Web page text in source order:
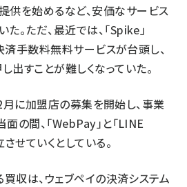
供を始めるなど、安価なサービス
。ただ、最近では、「Spike」
済手数料無料サービスが台頭し、
出すことが難しくなっていた。
に加盟店の募集を開始し、事業
の間、「WebPay」と「LINE
せていくとしている。
収は、ウェブペイの決済システム